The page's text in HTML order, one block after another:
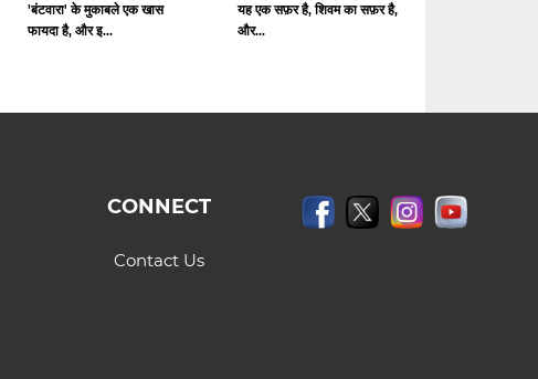
'बंटवारा' के मुकाबले एक खास
फायदा है, और इ...
यह एक सफ़र है, शिवम का सफ़र है,
और...
CONNECT
Contact Us